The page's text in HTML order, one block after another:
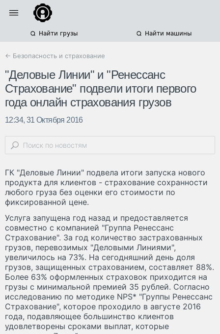
Найти грузы Найти машины
← Безопасность и страхование
"Деловые Линии" и "Ренессанс
Страхование" подвели итоги первого
года онлайн страхования грузов
12:34, 31 Октября 2016
ГК "Деловые Линии" подвела итоги запуска нового
продукта для клиентов - страхование сохранности
любого груза без оценки его стоимости по
фиксированной цене.
Услуга запущена год назад и предоставляется
совместно с компанией "Группа Ренессанс
Страхование". За год количество застрахованных
грузов, перевозимых "Деловыми Линиями",
увеличилось на 73%. На сегодняшний день доля
грузов, защищенных страхованием, составляет 88%.
Более 63% оформленных страховок приходится на
грузы с минимальной премией 35 рублей. Согласно
исследованию по методике NPS* "Группы Ренессанс
Страхование", которое проходило в августе 2016
года, подавляющее большинство клиентов
удовлетворены сроками выплат, которые